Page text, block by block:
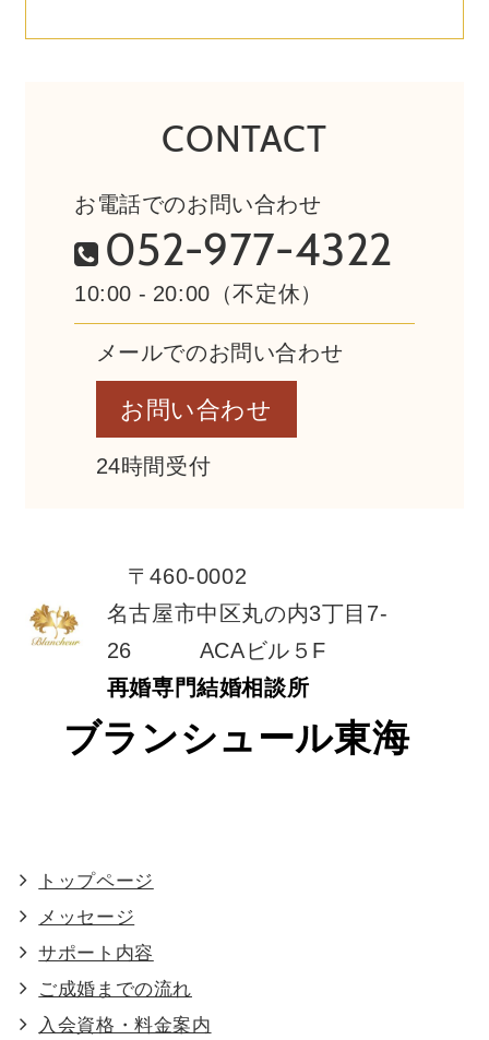
CONTACT
お電話でのお問い合わせ
052-977-4322
10:00 - 20:00（不定休）
メールでのお問い合わせ
お問い合わせ
24時間受付
〒460-0002
名古屋市中区丸の内3丁目7-
26 ACAビル５F
再婚専門結婚相談所
ブランシュール東海
トップページ
メッセージ
サポート内容
ご成婚までの流れ
入会資格・料金案内